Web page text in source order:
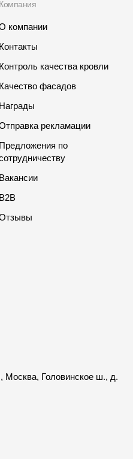
Компания
компании
Контакты
Контроль качества кровли
Качество фасадов
Награды
рекламации
Предложения по
Вакансии
B2B
Москва, Головинское ш., д.